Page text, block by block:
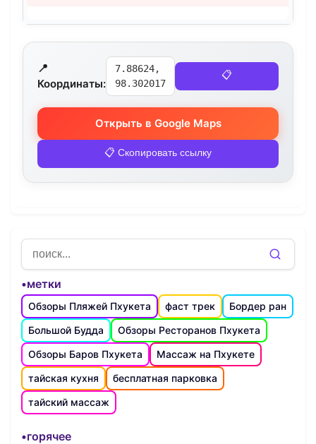
📍
Координаты:
7.88624,
98.302017
📋
Открыть в Google Maps
📋 Скопировать ссылку
•метки
Обзоры Пляжей Пхукета фаст трек
Бордер ран
Большой Будда
Обзоры Ресторанов Пхукета
Обзоры Баров Пхукета
Массаж на Пхукете
тайская кухня
бесплатная парковка
тайский массаж
•горячее